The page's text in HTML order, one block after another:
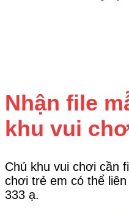
Nhận file
khu vui
Chủ khu vui chơi cần
chơi trẻ em có thể
333 ạ.